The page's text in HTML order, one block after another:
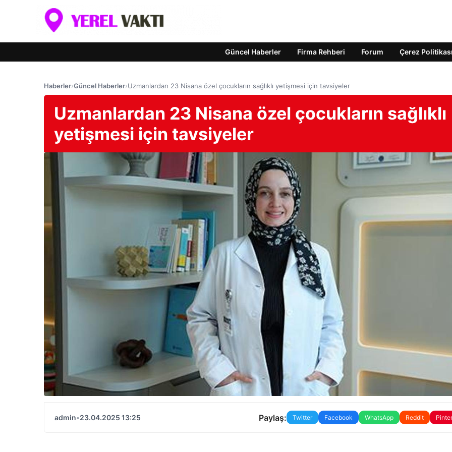
Güncel Haberler Firma Rehberi Forum Çerez Politikası
Haberler›Güncel Haberler›Uzmanlardan 23 Nisana özel çocukların sağlıklı yetişmesi için tavsiyeler
Uzmanlardan 23 Nisana özel çocukların sağlıklı
yetişmesi için tavsiyeler
admin•23.04.2025 13:25 Paylaş: Twitter Facebook WhatsApp Reddit